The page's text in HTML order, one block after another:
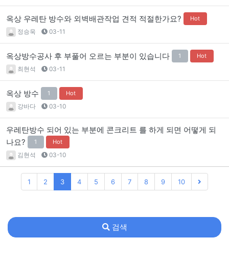
옥상 우레탄 방수와 외벽배관작업 견적 적절한가요? Hot
정승욱 03-11
옥상방수공사 후 부풀어 오르는 부분이 있습니다 1 Hot
최현석 03-11
옥상 방수 1 Hot
강바다 03-10
우레탄방수 되어 있는 부분에 콘크리트 를 하게 되면 어떻게 되
나요?
1 Hot
김현석 03-10
1 2 3 4 5 6 7 8 9 10
검색